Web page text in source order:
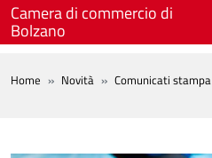
Salta al contenuto principale
Camera di commercio di
Bolzano
BREADCRUMB
Home Novità Comunicati stampa